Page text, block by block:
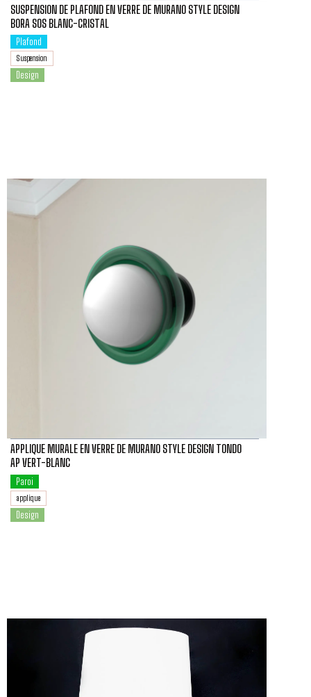
SUSPENSION DE PLAFOND EN VERRE DE MURANO STYLE DESIGN
BORA SOS BLANC-CRISTAL
Plafond
Suspension
Design
APPLIQUE MURALE EN VERRE DE MURANO STYLE DESIGN TONDO
AP VERT-BLANC
Paroi
applique
Design